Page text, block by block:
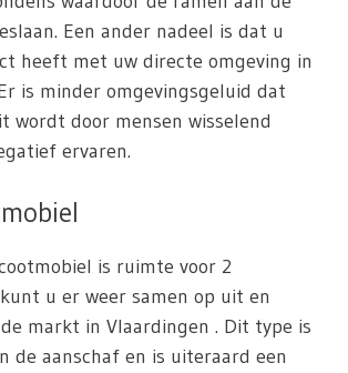
Een ander nadeel is dat u
heeft met uw directe omgeving in
is minder omgevingsgeluid dat
wordt door mensen wisselend
ervaren.
is ruimte voor 2
u er weer samen op uit en
markt in Vlaardingen . Dit type is
de aanschaf en is uiteraard een